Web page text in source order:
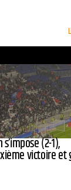
(2-1),
victoire et